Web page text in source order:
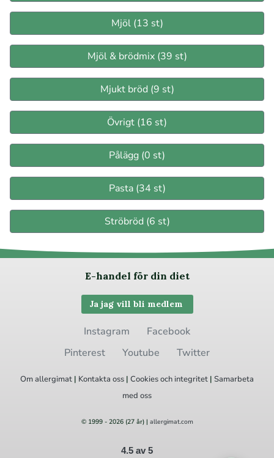
Mjöl (13 st)
Mjöl & brödmix (39 st)
Mjukt bröd (9 st)
Övrigt (16 st)
Pålägg (0 st)
Pasta (34 st)
Ströbröd (6 st)
E-handel för din diet
Ja jag vill bli medlem
Instagram
Facebook
Pinterest
Youtube Twitter
Om allergimat | Kontakta oss | Cookiesoch integritet | Samarbeta
med oss
© 1999 - 2026 (27 år) | allergimat.com
4.5 av 5